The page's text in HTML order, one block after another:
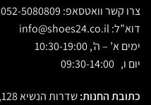
צרו קשר וואטסאפ: 052-5080809
דוא”ל:
ימים א’ – ה’, 10:30-19:00
יום ו, 09:30-14:00
כתובת החנות:שדרות הנשיא 128, מרכז הכרמל, חיפה